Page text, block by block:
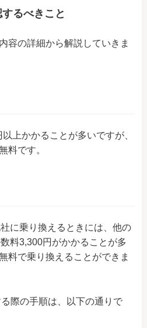
るべきこと
容の詳細から解説していきま
上かかることが多いですが、
料です。
に乗り換えるときには、他の
料3,300円がかかることが多
料で乗り換えることができま
際の手順は、以下の通りで